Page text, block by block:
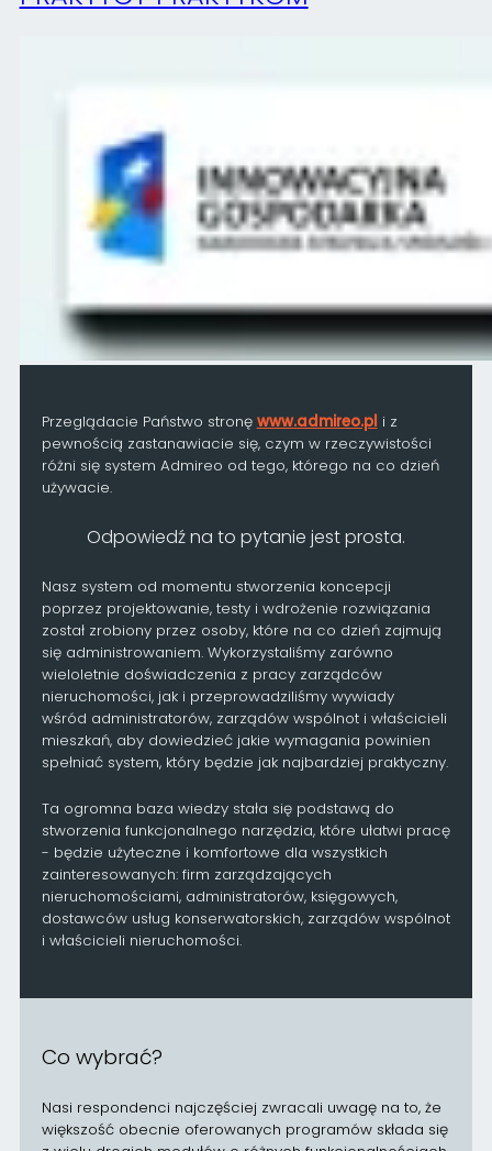
Przeglądacie Państwo stronę www.admireo.pl i z
pewnością zastanawiacie się, czym w rzeczywistości
różni się system Admireo od tego, którego na co dzień
używacie.
Odpowiedź na to pytanie jest prosta.
Nasz system od momentu stworzenia koncepcji
poprzez projektowanie, testy i wdrożenie rozwiązania
został zrobiony przez osoby, które na co dzień zajmują
się administrowaniem. Wykorzystaliśmy zarówno
wieloletnie doświadczenia z pracy zarządców
nieruchomości, jak i przeprowadziliśmy wywiady
wśród administratorów, zarządów wspólnot i właścicieli
mieszkań, aby dowiedzieć jakie wymagania powinien
spełniać system, który będzie jak najbardziej praktyczny.
Ta ogromna baza wiedzy stała się podstawą do
stworzenia funkcjonalnego narzędzia, które ułatwi pracę
- będzie użyteczne i komfortowe dla wszystkich
zainteresowanych: firm zarządzających
nieruchomościami, administratorów, księgowych,
dostawców usług konserwatorskich, zarządów wspólnot
i właścicieli nieruchomości.
Co wybrać?
Nasi respondenci najczęściej zwracali uwagę na to, że
większość obecnie oferowanych programów składa się